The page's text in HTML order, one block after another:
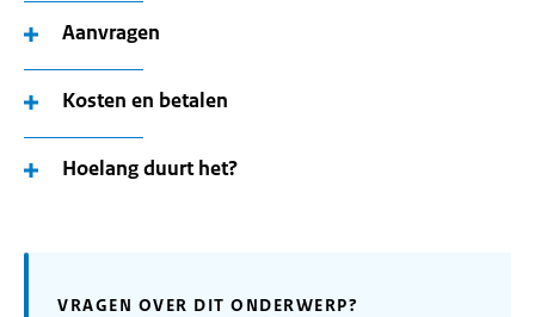
Aanvragen
Kosten en betalen
Hoelang duurt het?
VRAGEN OVER DIT ONDERWERP?